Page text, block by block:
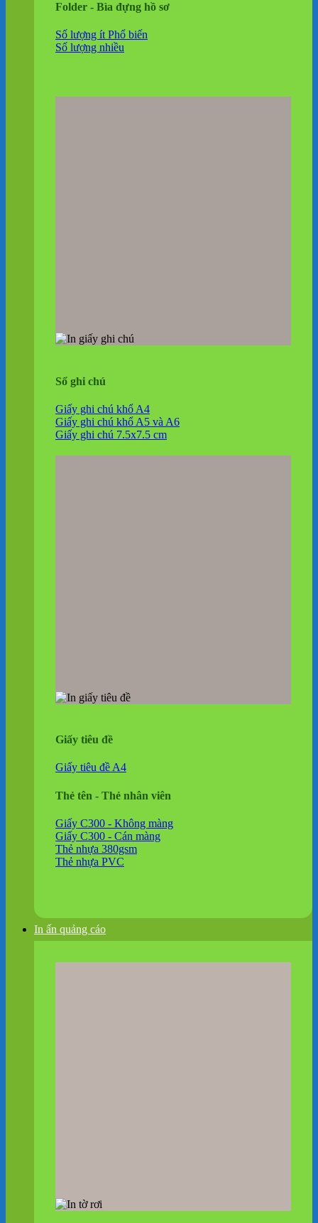
Folder - Bìa đựng hồ sơ
Số lượng ít
Số lượng nhiều
Sổ ghi chú
Giấy ghi chú khổ A4
Giấy ghi chú khổ A5 và A6
Giấy ghi chú 7.5x7.5 cm
Giấy tiêu đề
Giấy tiêu đề A4
Thẻ tên - Thẻ nhân viên
Giấy C300 - Không màng
Giấy C300 - Cán màng
Thẻ nhựa 380gsm
Thẻ nhựa PVC
In ấn quảng cáo